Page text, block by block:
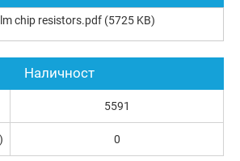
chip resistors.pdf (5725 KB)
Наличност
5591
0